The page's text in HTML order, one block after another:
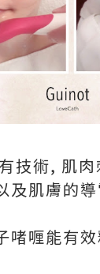
技術, 肌
及肌膚的
啫喱能有